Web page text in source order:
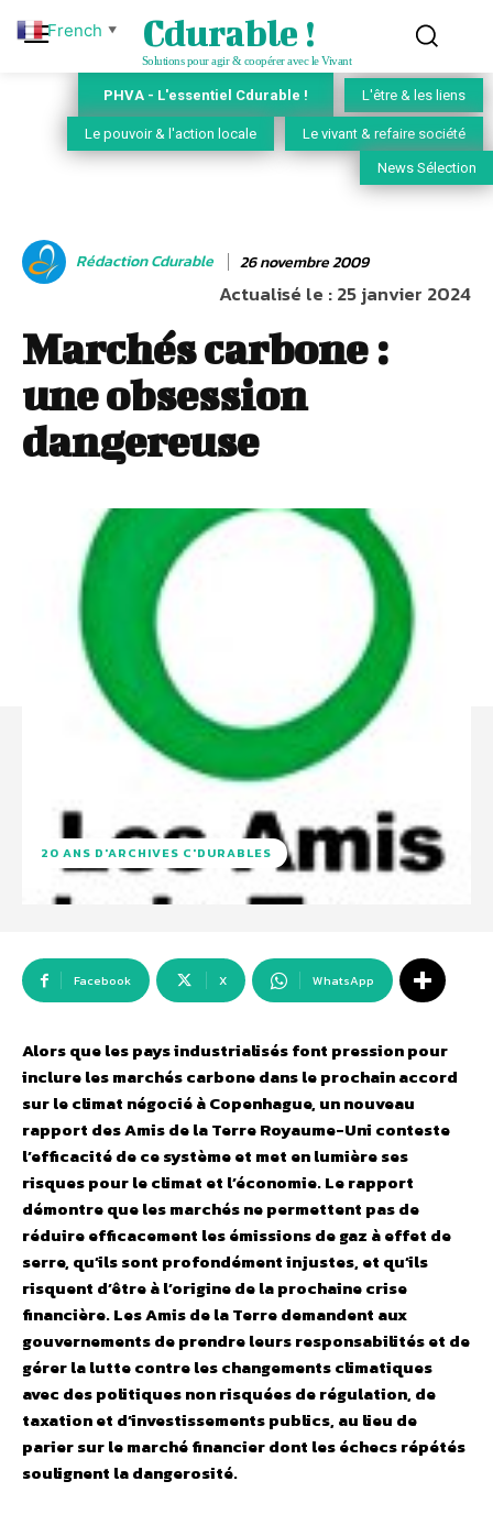
Cdurable !
Solutions pour agir & coopérer avec le Vivant
PHVA - L'essentiel Cdurable ! L'être & les liens
Le pouvoir & l'action locale Le vivant & refaire société
News Sélection
Rédaction Cdurable 26 novembre 2009
Actualisé le :25 janvier 2024
Marchés carbone :
une obsession
dangereuse
20 ANS D'ARCHIVES C'DURABLES
Facebook X WhatsApp
Alors que les pays industrialisés font pression pour
inclure les marchés carbone dans le prochain accord
sur le climat négocié à Copenhague, un nouveau
rapport des Amis de la Terre Royaume-Uni conteste
l’efficacité de ce système et met en lumière ses
risques pour le climat et l’économie. Le rapport
démontre que les marchés ne permettent pas de
réduire efficacement les émissions de gaz à effet de
serre, qu’ils sont profondément injustes, et qu’ils
risquent d’être à l’origine de la prochaine crise
financière. Les Amis de la Terre demandent aux
gouvernements de prendre leurs responsabilités et de
gérer la lutte contre les changements climatiques
avec des politiques non risquées de régulation, de
taxation et d’investissements publics, au lieu de
parier sur le marché financier dont les échecs répétés
soulignent la dangerosité.
French ▼